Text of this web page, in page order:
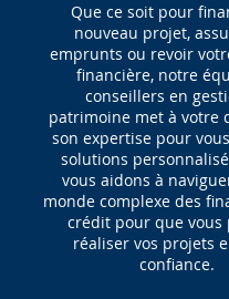
Que ce soit pour
nouveau projet,
emprunts ou revoir
financière, notre
conseillers en
patrimoine met à votre
son expertise pour
solutions
vous aidons à
monde complexe des
crédit pour que vous
réaliser vos projets
confiance.